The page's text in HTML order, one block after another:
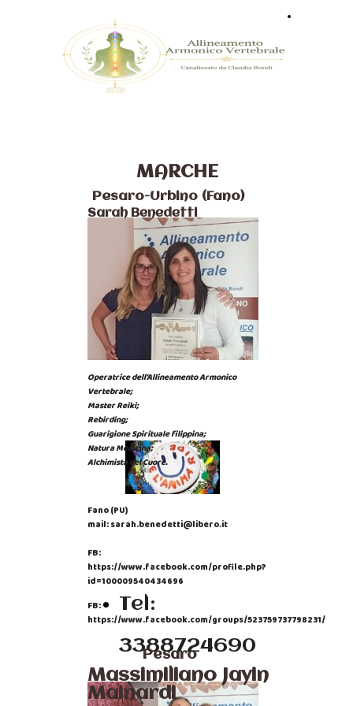
MARCHE
Pesaro-Urbino (Fano)
Sarah Benedetti
Operatrice dell'Allineamento Armonico
Vertebrale;
Master Reiki;
Rebirding;
Guarigione Spirituale filippina;
Natura Medicina;
Alchimista del Cuore.
Fano (PU)
mail: sarah.benedetti@libero.it
FB:
https://www.facebook.com/profile.php?
id=100009540434696
FB:
https://www.facebook.com/groups/523759737798231/
Tel:
3388724690
Pesaro
Massimiliano Jayin
Mainardi